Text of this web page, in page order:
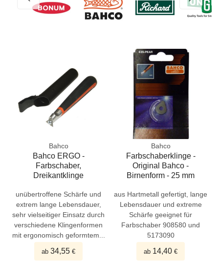
Bahco
Bahco ERGO -
Farbschaber,
Dreikantklinge
unübertroffene Schärfe und
extrem lange Lebensdauer,
sehr vielseitiger Einsatz durch
verschiedene Klingenformen
mit ergonomisch geformtem...
ab 34,55 €
Bahco
Farbschaberklinge -
Original Bahco -
Birnenform - 25 mm
aus Hartmetall gefertigt, lange
Lebensdauer und extreme
Schärfe geeignet für
Farbschaber 908580 und
5173090
ab 14,40 €